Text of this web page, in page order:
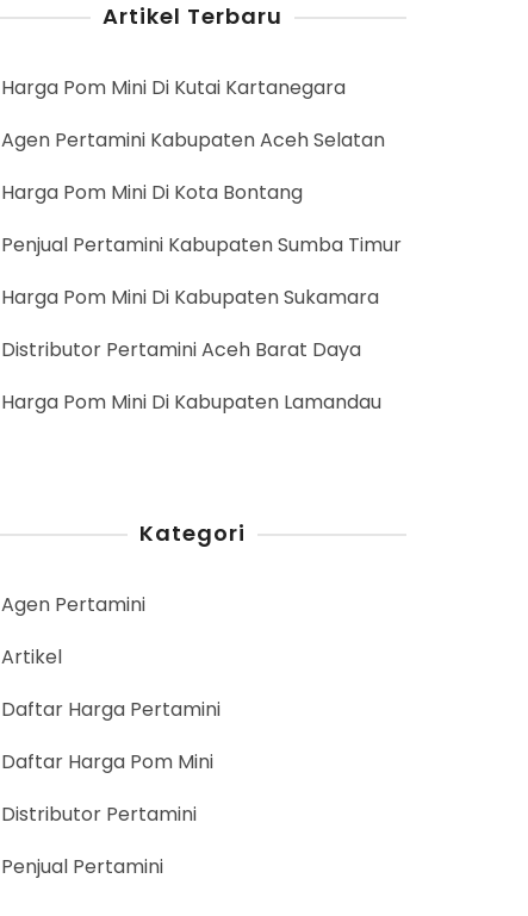
Artikel Terbaru
Harga Pom Mini Di Kutai Kartanegara
Agen Pertamini Kabupaten Aceh Selatan
Harga Pom Mini Di Kota Bontang
Penjual Pertamini Kabupaten Sumba Timur
Harga Pom Mini Di Kabupaten Sukamara
Distributor Pertamini Aceh Barat Daya
Harga Pom Mini Di Kabupaten Lamandau
Kategori
Agen Pertamini
Artikel
Daftar Harga Pertamini
Daftar Harga Pom Mini
Distributor Pertamini
Penjual Pertamini